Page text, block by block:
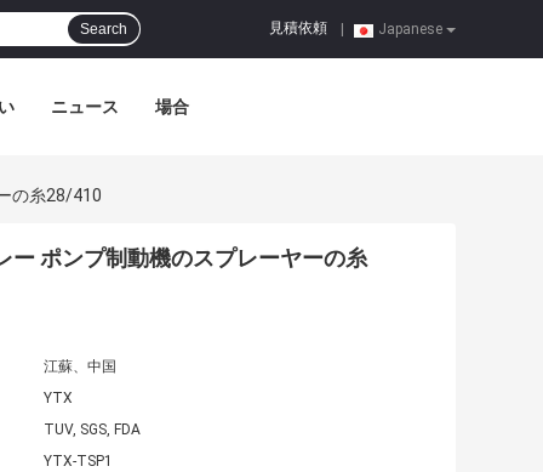
Japanese
見積依頼
Search
ニュース 場合
の糸28/410
ー ポンプ制動機のスプレーヤーの糸
江蘇、中国
YTX
TUV, SGS, FDA
YTX-TSP1